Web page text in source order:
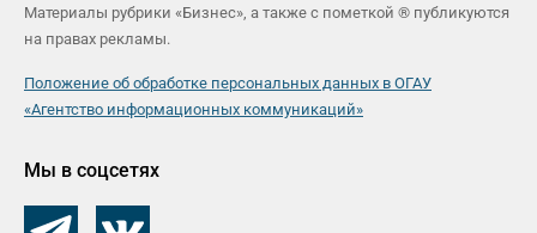
Материалы рубрики «Бизнес», а также с пометкой ® публикуются
на правах рекламы.
Положение об обработке персональных данных в ОГАУ
«Агентство информационных коммуникаций»
Мы в соцсетях